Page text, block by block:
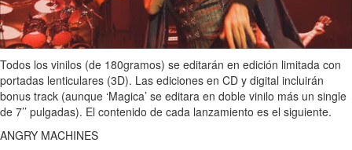
Todos los vinilos (de 180gramos) se editarán en edición limitada con
portadas lenticulares (3D). Las ediciones en CD y digital incluirán
bonus track (aunque ‘Magica’ se editara en doble vinilo más un single
de 7’’ pulgadas). El contenido de cada lanzamiento es el siguiente.
ANGRY MACHINES